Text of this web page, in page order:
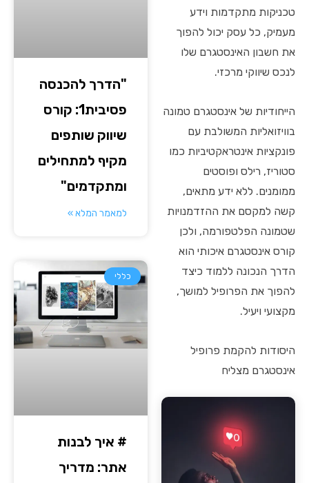
טכניקות מתקדמות וידע
מעמיק, כל עסק יכול להפוך
את חשבון האינסטגרם שלו
לנכס שיווקי מרכזי.
הייחודיות של אינסטגרם טמונה
בוויזואליות המשולבת עם
פונקציות אינטראקטיביות כמו
סטוריז, רילס ופוסטים
ממומנים. ללא ידע מתאים,
קשה למקסם את ההזדמנויות
שטמונה הפלטפורמה, ולכן
קורס אינסטגרם איכותי הוא
הדרך הנכונה ללמוד כיצד
להפוך את הפרופיל למושך,
מקצועי ויעיל.
היסודות להקמת פרופיל
אינסטגרם מצליח
"הדרך להכנסה
פסיבית1: קורס
שיווק שותפים
מקיף למתחילים
ומתקדמים"
למאמר המלא »
כללי
# איך לבנות
אתר: מדריך